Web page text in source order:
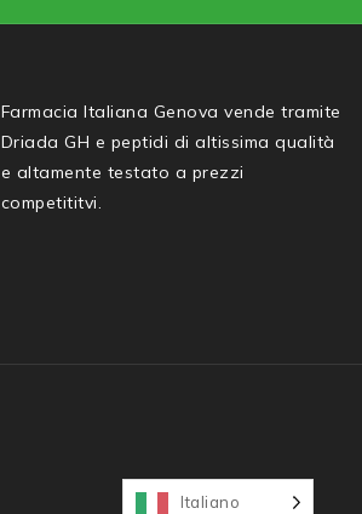
Farmacia Italiana Genova vende tramite
Driada GH e peptidi di altissima qualità
e altamente testato a prezzi
competititvi.
Italiano